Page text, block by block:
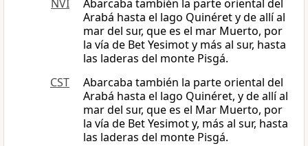
NVI
Abarcaba también la parte oriental del
Arabá hasta el lago Quinéret y de allí al
mar del sur, que es el mar Muerto, por
la vía de Bet Yesimot y más al sur, hasta
las laderas del monte Pisgá.
CST
Abarcaba también la parte oriental del
Arabá hasta el lago Quinéret, y de allí al
mar del sur, que es el Mar Muerto, por
la vía de Bet Yesimot y, más al sur, hasta
las laderas del monte Pisgá.